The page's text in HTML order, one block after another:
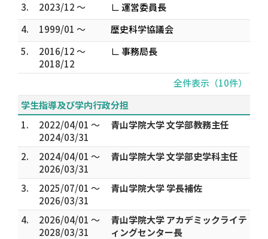
3.
2023/12 ～
∟ 運営委員長
4.
1999/01 ～
歴史科学協議会
5.
2016/12 ～
2018/12
∟ 事務局長
全件表示（10件）
学生指導及び学内行政分担
1.
2022/04/01 ～
2024/03/31
青山学院大学 文学部教務主任
2.
2024/04/01 ～
2026/03/31
青山学院大学 文学部史学科主任
3.
2025/07/01 ～
2026/03/31
青山学院大学 学長補佐
4.
2026/04/01 ～
2028/03/31
青山学院大学 アカデミックライテ
ィングセンター長